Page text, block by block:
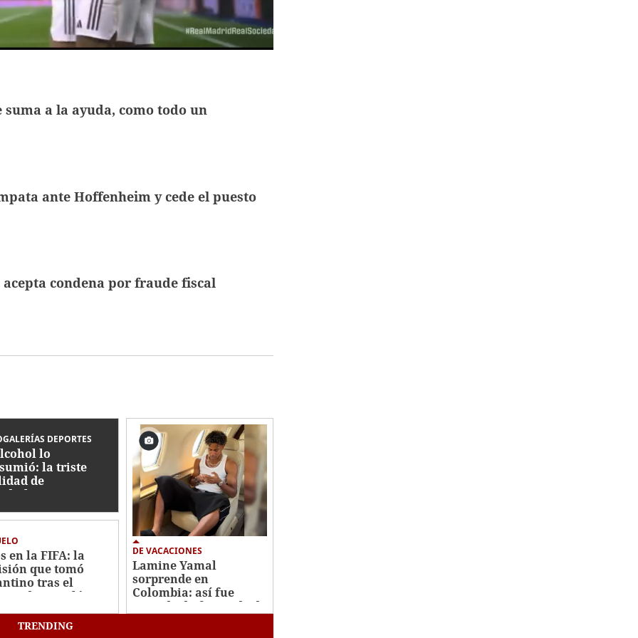
Cristiano Ronaldo pone a ganar al Real Madrid ante el Atlético Real Madrid golea al Levante: El hondureño Kervin Arriaga suma sus primeros minutos ante los blancos
suma a la ayuda, como todo un
ante Hoffenheim y cede el puesto
condena por fraude fiscal
DEPORTES
lo
la triste
de
con
en la FIFA: la
que tomó
tras el
de su polémico
millonario
DE VACACIONES
Lamine Yamal
sorprende en
Colombia: así fue
captado disfrutando de
TRENDING